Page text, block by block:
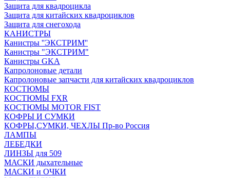
Защита для квадроцикла
Защита для китайских квадроциклов
Защита для снегохода
КАНИСТРЫ
Канистры ''ЭКСТРИМ''
Канистры "ЭКСТРИМ"
Канистры GKA
Капролоновые детали
Капролоновые запчасти для китайских квадроциклов
КОСТЮМЫ
КОСТЮМЫ FXR
КОСТЮМЫ MOTOR FIST
КОФРЫ И СУМКИ
КОФРЫ,СУМКИ, ЧЕХЛЫ Пр-во Россия
ЛАМПЫ
ЛЕБЕДКИ
ЛИНЗЫ для 509
МАСКИ дыхательные
МАСКИ и ОЧКИ